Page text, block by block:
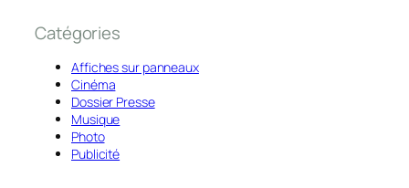
Catégories
Affiches sur panneaux
Cinéma
Dossier Presse
Musique
Photo
Publicité